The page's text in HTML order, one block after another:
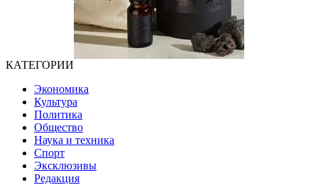
КАТЕГОРИИ
Экономика
Культура
Политика
Общество
Наука и техника
Спорт
Эксклюзивы
Редакция